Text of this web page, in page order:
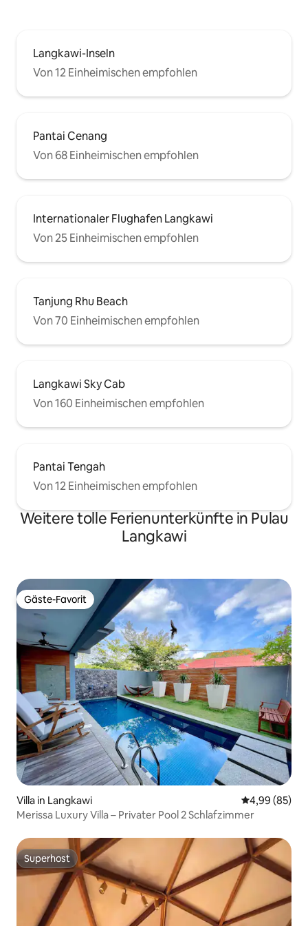
Langkawi-Inseln
Von 12 Einheimischen empfohlen
Pantai Cenang
Von 68 Einheimischen empfohlen
Internationaler Flughafen Langkawi
Von 25 Einheimischen empfohlen
Tanjung Rhu Beach
Von 70 Einheimischen empfohlen
Langkawi Sky Cab
Von 160 Einheimischen empfohlen
Pantai Tengah
Von 12 Einheimischen empfohlen
Weitere tolle Ferienunterkünfte in Pulau
Langkawi
Gäste-Favorit
Gäste-Favorit
Villa in Langkawi
4,99 (85)
Merissa Luxury Villa – Privater Pool 2 Schlafzimmer
Superhost
Superhost